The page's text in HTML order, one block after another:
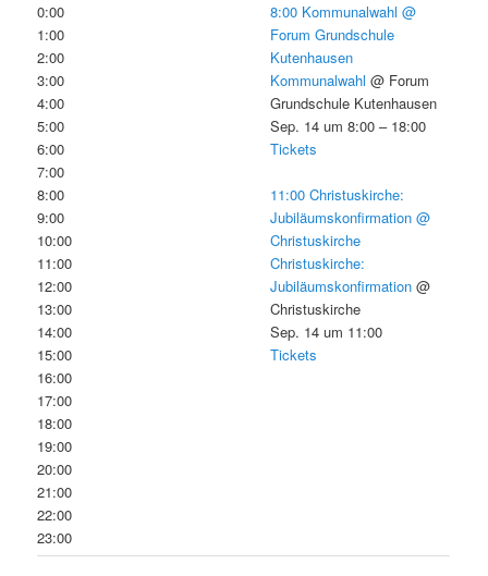
0:00
1:00
2:00
3:00
4:00
5:00
6:00
7:00
8:00
9:00
10:00
11:00
12:00
13:00
14:00
15:00
16:00
17:00
18:00
19:00
20:00
21:00
22:00
23:00
8:00 Kommunalwahl@
Forum Grundschule
Kutenhausen
Kommunalwahl @ Forum
Grundschule Kutenhausen
Sep. 14 um 8:00 – 18:00
Tickets
11:00Christuskirche:
Jubiläumskonfirmation@
Christuskirche
Christuskirche:
Jubiläumskonfirmation @
Christuskirche
Sep. 14 um 11:00
Tickets